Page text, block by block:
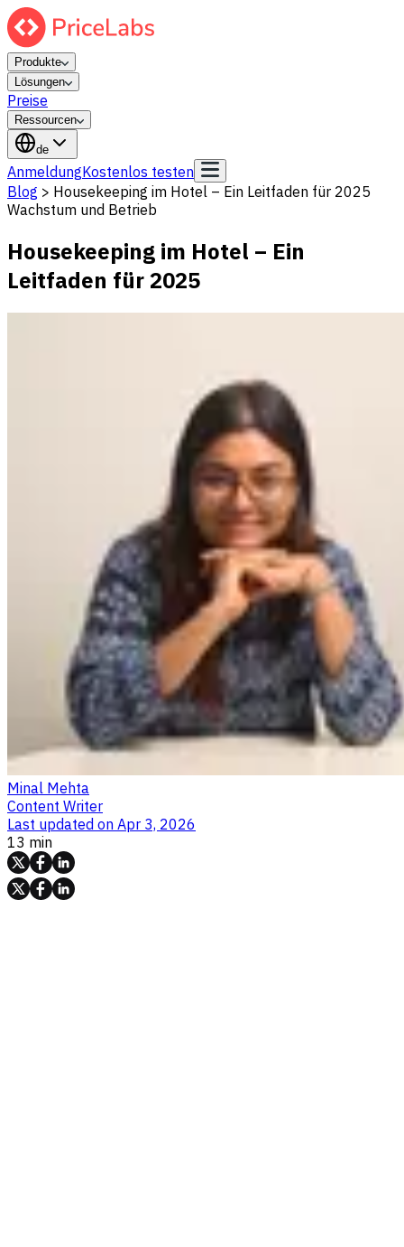
Produkte
Lösungen
Preise
Ressourcen
de
AnmeldungKostenlos testen
Blog > Housekeeping im Hotel – Ein Leitfaden für 2025
Wachstum und Betrieb
Housekeeping im Hotel – Ein
Leitfaden für 2025
Minal Mehta
Content Writer
Last updated on Apr 3, 2026
13 min